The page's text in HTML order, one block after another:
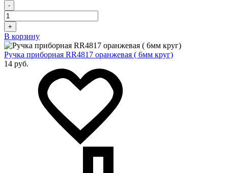
-
+
В корзину
Ручка приборная RR4817 оранжевая ( 6мм круг)
14 руб.